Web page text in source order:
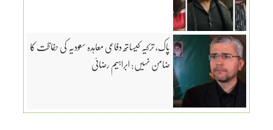
پاک، ترکیہ کیساتھ دفاعی معاہدہ سعودیہ کی حفاظت کا
ضامن نہیں: ابراہیم رضائی